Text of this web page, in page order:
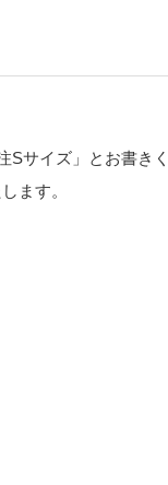
サイズ」とお書き
ます。